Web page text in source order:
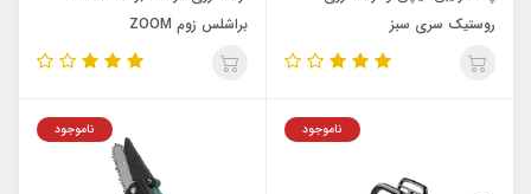
روستیک سری سبز
براشلس زوم ZOOM
ناموجود ناموجود